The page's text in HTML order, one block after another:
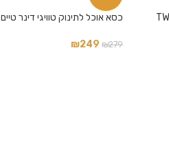
כסא אוכל לתינוק טוויגי דינר טיים TWIGY DINNER TIME
₪279
₪249